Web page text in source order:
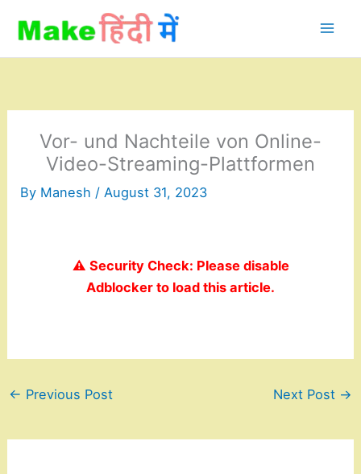
content
Vor- und Nachteile von Online-
Video-Streaming-Plattformen
By Manesh /August 31, 2023
⚠️ Security Check: Please disable
Adblocker to load this article.
← Previous Post Next Post →